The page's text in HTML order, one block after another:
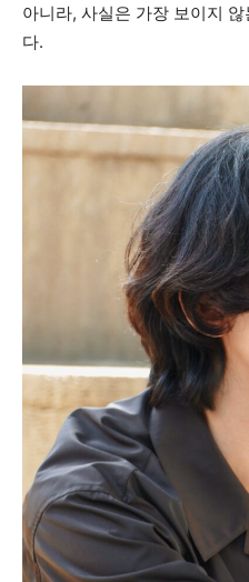
아니라, 사실은 가장 보이지
다.